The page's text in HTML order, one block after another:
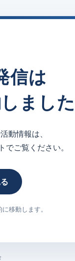
信は
ました
動情報は、
ご覧ください。
移動します。